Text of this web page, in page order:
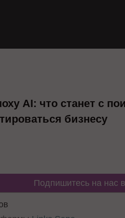
AI: что станет с
бизнесу
Подпишитесь на нас